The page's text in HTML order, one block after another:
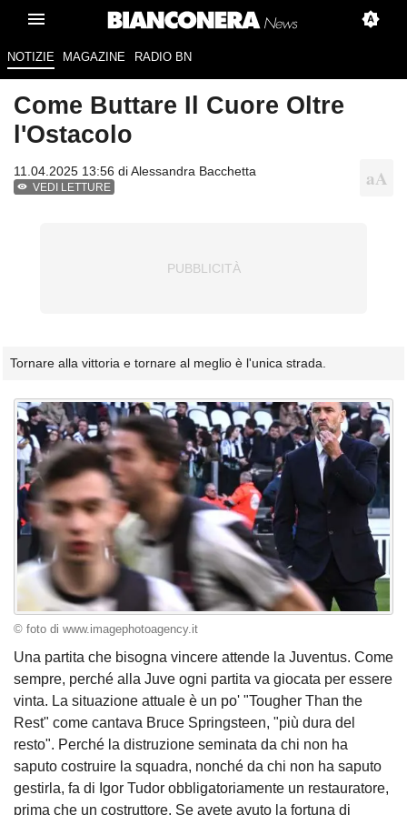
NOTIZIE MAGAZINE RADIO BN
Come Buttare Il Cuore Oltre
l'Ostacolo
11.04.2025 13:56 diAlessandra Bacchetta
VEDI LETTURE
Tornare alla vittoria e tornare al meglio è l'unica strada.
© foto di www.imagephotoagency.it
Una partita che bisogna vincere attende la Juventus. Come
sempre, perché alla Juve ogni partita va giocata per essere
vinta. La situazione attuale è un po' "Tougher Than the
Rest" come cantava Bruce Springsteen, "più dura del
resto". Perché la distruzione seminata da chi non ha
saputo costruire la squadra, nonché da chi non ha saputo
gestirla, fa di Igor Tudor obbligatoriamente un restauratore,
prima che un costruttore. Se avete avuto la fortuna di